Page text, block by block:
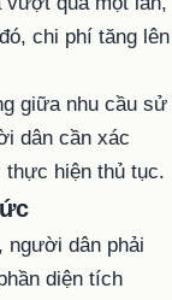
chi phí tăng lên
giữa nhu cầu sử
dân cần xác
hiện thủ tục.
người dân phải
diện tích